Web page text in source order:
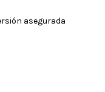
asegurada